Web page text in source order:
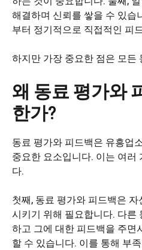
해결하며 신뢰를 쌓을 수 있습
부터 정기적으로 직접적인 피
하지만 가장 중요한 점은 모든
왜 동료 평가와
한가?
동료 평가와 피드백은 유흥업
중요한 요소입니다. 이는 여러
다.
첫째, 동료 평가와 피드백은
시키기 위해 필요합니다. 다른
하고 그에 대한 피드백을 주면
할 수 있습니다. 이를 통해 부